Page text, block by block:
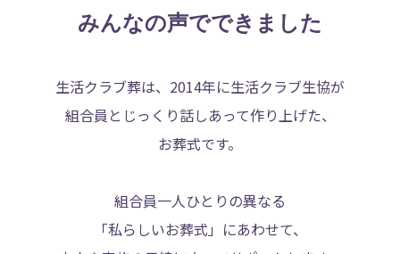
みんなの声でできました
生活クラブ葬は、2014年に生活クラブ生協が
組合員とじっくり話しあって作り上げた、
お葬式です。
組合員一人ひとりの異なる
「私らしいお葬式」にあわせて、